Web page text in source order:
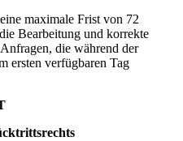
maximale Frist von 72
Bearbeitung und korrekte
die während der
ersten verfügbaren Tag